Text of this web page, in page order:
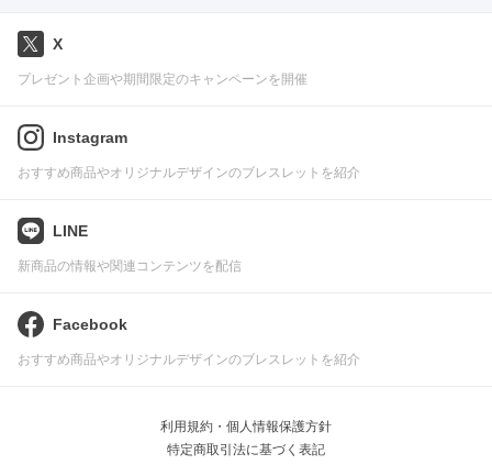
X
プレゼント企画や期間限定のキャンペーンを開催
Instagram
おすすめ商品やオリジナルデザインのブレスレットを紹介
LINE
新商品の情報や関連コンテンツを配信
Facebook
おすすめ商品やオリジナルデザインのブレスレットを紹介
利用規約・個人情報保護方針
特定商取引法に基づく表記